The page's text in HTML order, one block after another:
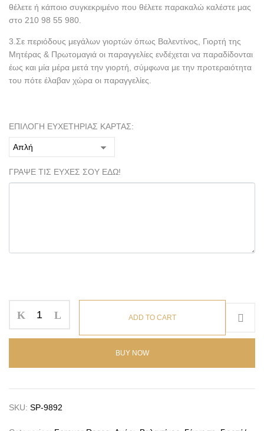
θέλετε ή κάποιο συγκεκριμένο που θέλετε παρακαλώ καλέστε μας
στο 210 98 55 980.
3.Σε περιόδους μεγάλων γιορτών όπως Βαλεντίνος, Γιορτή της
Μητέρας & Πρωτομαγιά οι παραγγελίες ενδέχεται να παραδίδονται
έως και μία μέρα μετά την γιορτή, σύμφωνα με την προτεραιότητα
του πότε έλαβαν χώρα οι παραγγελίες.
ΕΠΙΛΟΓΗ ΕΥΧΕΤΗΡΙΑΣ ΚΑΡΤΑΣ:
ΓΡΑΨΕ ΤΙΣ ΕΥΧΕΣ ΣΟΥ ΕΔΩ!
ADD TO CART
BUY NOW
SKU: SP-9892